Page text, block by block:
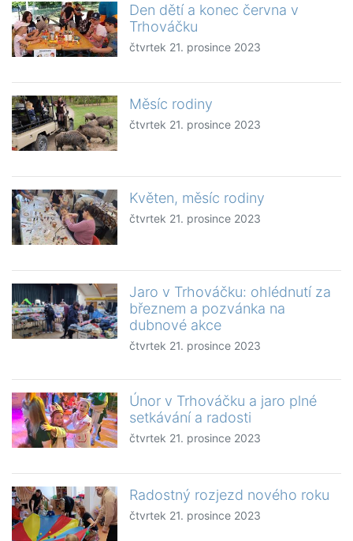
Den dětí a konec června v
Trhováčku
čtvrtek 21. prosince 2023
Měsíc rodiny
čtvrtek 21. prosince 2023
Květen, měsíc rodiny
čtvrtek 21. prosince 2023
Jaro v Trhováčku: ohlédnutí za
březnem a pozvánka na
dubnové akce
čtvrtek 21. prosince 2023
Únor v Trhováčku a jaro plné
setkávání a radosti
čtvrtek 21. prosince 2023
Radostný rozjezd nového roku
čtvrtek 21. prosince 2023